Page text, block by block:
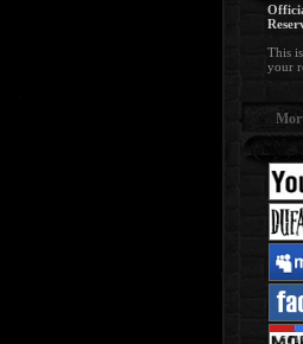
This
your